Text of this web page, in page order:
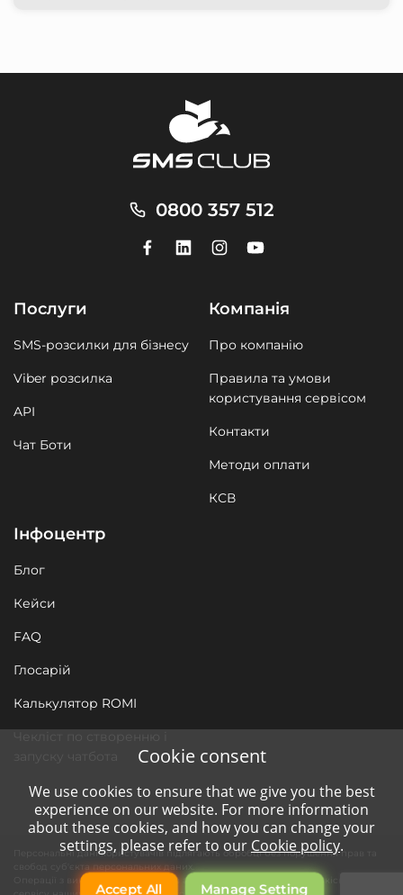
0800 357 512
Послуги
SMS-розсилки для бізнесу
Viber розсилка
API
Чат Боти
Компанія
Про компанію
Правила та умови
користування сервісом
Контакти
Методи оплати
КСВ
Інфоцентр
Блог
Кейси
FAQ
Глосарій
Калькулятор ROMI
Персональні дані користувачів підлягають обробці без порушення прав та
свобод суб'єкта персональних даних.
Операції з використанням засобів автоматизації необхідні для якісного
Cookie consent
We use cookies to ensure that we give you the best
experience on our website. For more information
about these cookies, and how you can change your
settings, please refer to our Cookie policy.
Accept All Manage Setting